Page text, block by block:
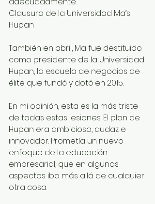
Clausura de la Universidad Ma’s
Hupan
También en abril, Ma fue destituido
como presidente de la Universidad
Hupan, la escuela de negocios de
élite que fundó y dotó en 2015.
En mi opinión, esta es la más triste
de todas estas lesiones. El plan de
Hupan era ambicioso, audaz e
innovador. Prometía un nuevo
enfoque de la educación
empresarial, que en algunos
aspectos iba más allá de cualquier
otra cosa.